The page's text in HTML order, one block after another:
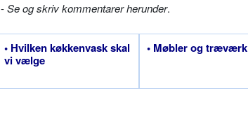
Se og skriv kommentarer herunder.
• Hvilken køkkenvask skal
vi vælge
• Møbler og træværk